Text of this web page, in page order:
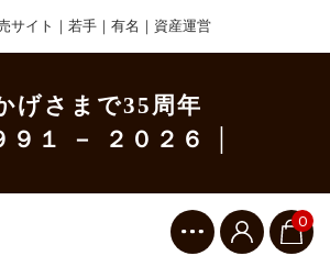
サイト｜若手｜有名｜資産運営
げさまで35周年
９１ － ２０２６ │
0